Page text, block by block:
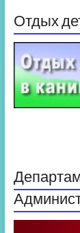
Отдых